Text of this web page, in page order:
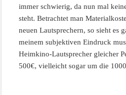
immer schwierig, da nun mal
steht. Betrachtet man
neuen Lautsprechern, so sieht es
meinem subjektiven Eindruck
Heimkino-Lautsprecher gleicher
500€, vielleicht sogar um die